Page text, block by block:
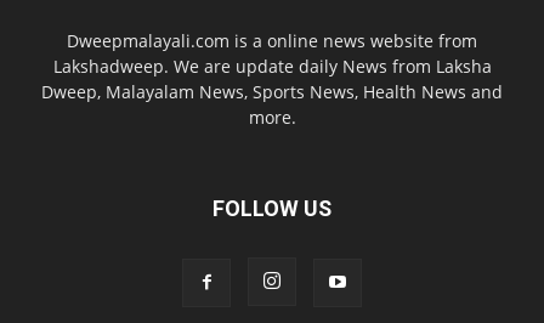
Dweepmalayali.com is a online news website from
Lakshadweep. We are update daily News from Laksha
Dweep, Malayalam News, Sports News, Health News and
more.
FOLLOW US